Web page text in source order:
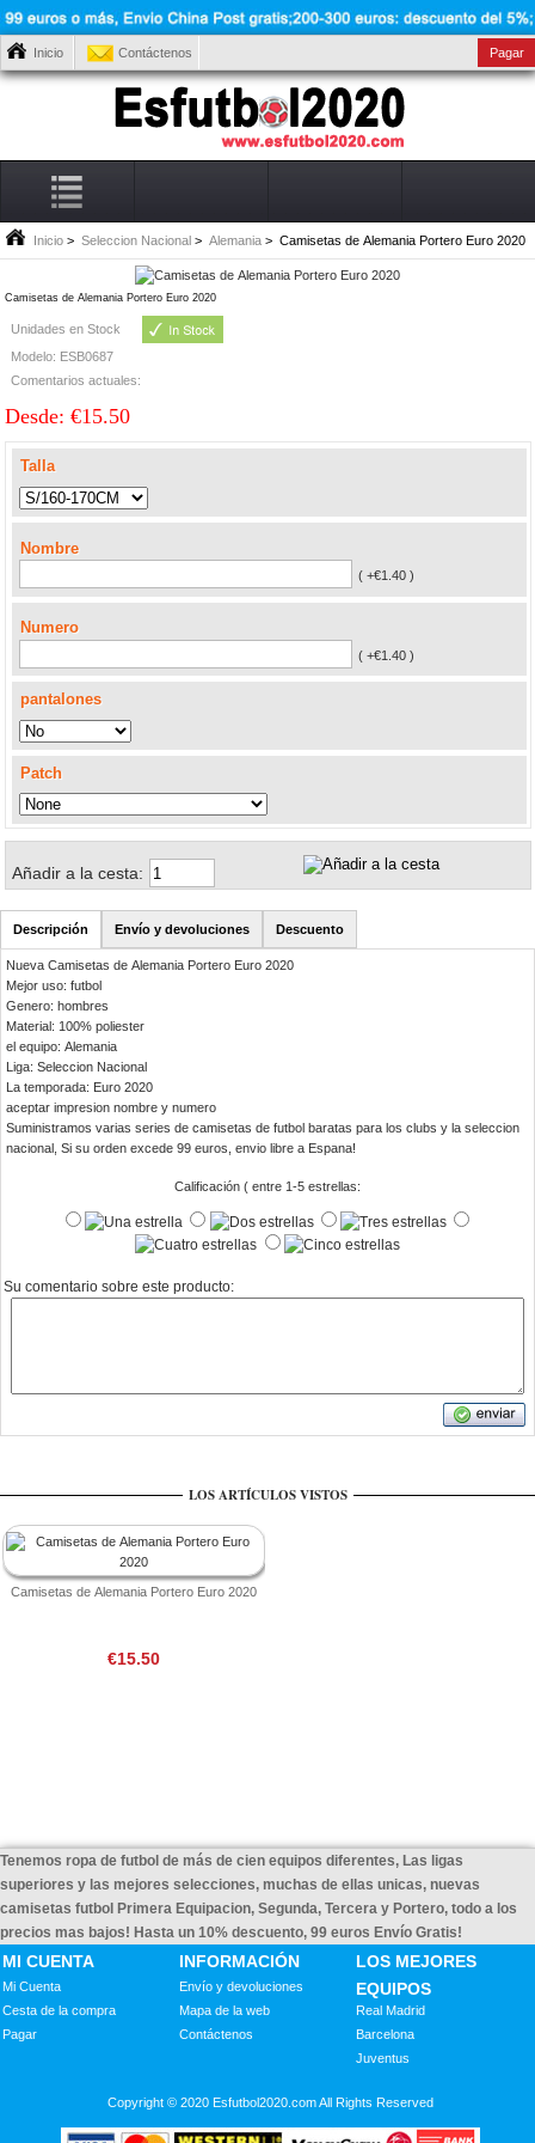
Inicio Contáctenos Pagar
Inicio > Seleccion Nacional > Alemania > Camisetas de Alemania Portero Euro 2020
Camisetas de Alemania Portero Euro 2020
Unidades en Stock
Modelo: ESB0687
Comentarios actuales:
Desde: €15.50
Talla
Nombre
( +€1.40 )
Numero
( +€1.40 )
pantalones
Patch
Añadir a la cesta:
Descripción Envío y devoluciones Descuento
Nueva Camisetas de Alemania Portero Euro 2020
Mejor uso: futbol
Genero: hombres
Material: 100% poliester
el equipo: Alemania
Liga: Seleccion Nacional
La temporada: Euro 2020
aceptar impresion nombre y numero
Suministramos varias series de camisetas de futbol baratas para los clubs y la seleccion
nacional, Si su orden excede 99 euros, envio libre a Espana!
Calificación ( entre 1-5 estrellas:
Su comentario sobre este producto:
LOS ARTÍCULOS VISTOS
Camisetas de Alemania Portero Euro 2020
€15.50
Tenemos ropa de futbol de más de cien equipos diferentes, Las ligas
superiores y las mejores selecciones, muchas de ellas unicas, nuevas
camisetas futbol Primera Equipacion, Segunda, Tercera y Portero, todo a los
precios mas bajos! Hasta un 10% descuento, 99 euros Envío Gratis!
MI CUENTA
Mi Cuenta
Cesta de la compra
Pagar
INFORMACIÓN
Envío y devoluciones
Mapa de la web
Contáctenos
LOS MEJORES
EQUIPOS
Real Madrid
Barcelona
Juventus
Copyright © 2020 Esfutbol2020.com All Rights Reserved